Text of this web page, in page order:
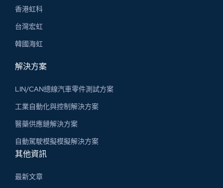
香港虹科
台灣宏虹
韓國海虹
解決方案
LIN/CAN總線汽車零件測試方案
工業自動化與控制解決方案
醫藥供應鏈解決方案
自動駕駛模擬模擬解決方案
其他資訊
最新文章